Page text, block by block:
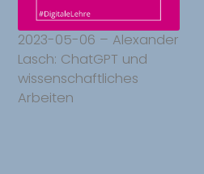
2023-05-06 – Alexander
Lasch: ChatGPT und
wissenschaftliches
Arbeiten